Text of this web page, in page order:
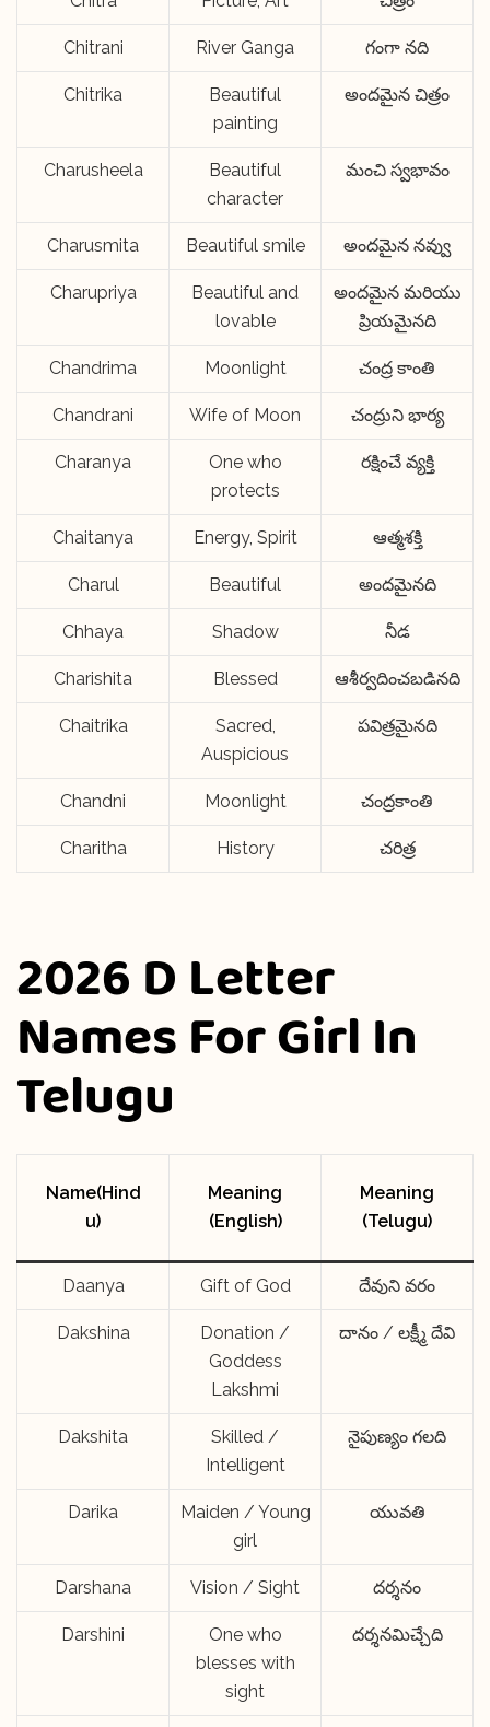
Chitrani River Ganga గంగా నది
Chitrika
Beautiful
painting
అందమైన చిత్రం
Charusheela
Beautiful
character
మంచి స్వభావం
Charusmita Beautiful smile అందమైన నవ్వు
Charupriya
Beautiful and
lovable
అందమైన మరియు
ప్రియమైనది
Chandrima Moonlight చంద్ర కాంతి
Chandrani Wife of Moon చంద్రుని భార్య
Charanya
One who
protects
రక్షించే వ్యక్తి
Chaitanya Energy, Spirit ఆత్మశక్తి
Charul Beautiful అందమైనది
Chhaya Shadow నీడ
Charishita Blessed ఆశీర్వదించబడినది
Chaitrika
Sacred,
Auspicious
పవిత్రమైనది
Chandni Moonlight చంద్రకాంతి
Charitha History చరిత్ర
2026 D Letter
Names For Girl In
Telugu
Name(Hind
u)
Meaning
(English)
Meaning
(Telugu)
Daanya Gift of God దేవుని వరం
Dakshina
Donation /
Goddess
Lakshmi
దానం / లక్ష్మీ దేవి
Dakshita
Skilled /
Intelligent
నైపుణ్యం గలది
Darika
Maiden / Young
girl
యువతి
Darshana Vision / Sight దర్శనం
Darshini
One who
blesses with
sight
దర్శనమిచ్చేది